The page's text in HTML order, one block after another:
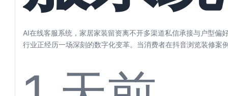
家居
AI在线客服系统，家居家装留资离不开多渠道私信承接与户型偏
行业正经历一场深刻的数字化变革。当消费者在抖音浏览装修案